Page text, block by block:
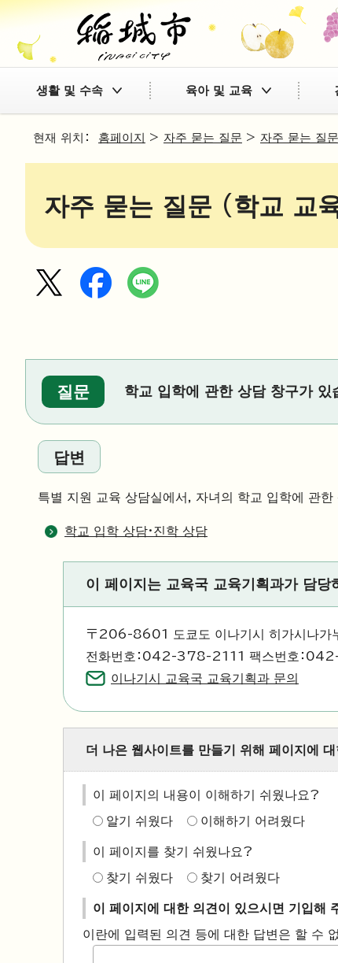
생활 및 수속 육아 및 교육
현재 위치： 홈페이지 > 자주 묻는 질문 > 자주 묻는 질문
자주 묻는 질문 (학교 교
질문 학교 입학에 관한 상담 창구가 있
답변
특별 지원 교육 상담실에서, 자녀의 학교 입학에 관
학교 입학 상담·진학 상담
이 페이지는 교육국 교육기획과가 담당
〒206-8601 도쿄도 이나기시 히가시나가
전화번호：042-378-2111 팩스번호：
이나기시 교육국 교육기획과 문의
더 나은 웹사이트를 만들기 위해 페이지에
이 페이지의 내용이 이해하기 쉬웠나요?
알기 쉬웠다 이해하기 어려웠다
이 페이지를 찾기 쉬웠나요?
찾기 쉬웠다 찾기 어려웠다
이 페이지에 대한 의견이 있으시면 기입해
이란에 입력된 의견 등에 대한 답변은 할 수